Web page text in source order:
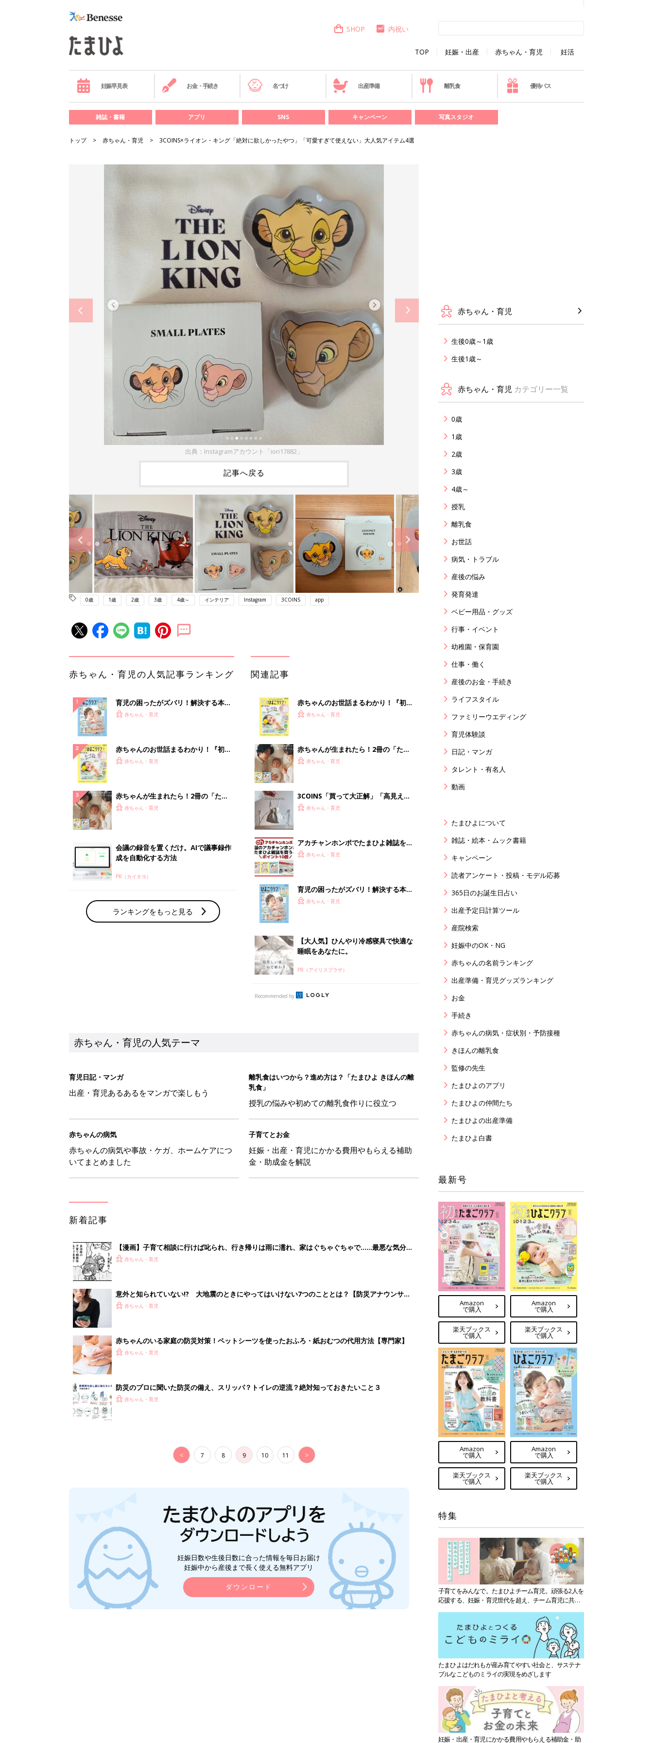
TOP 妊娠・出産 赤ちゃん・育児 妊活
SHOP 内祝い
妊娠早見表 お金・手続き 名づけ 出産準備 離乳食 優待パス
雑誌・書籍 アプリ SNS キャンペーン 写真スタジオ
トップ 赤ちゃん・育児 3COINS×ライオン・キング「絶対に欲しかったやつ」「可愛すぎて使えない」大人気アイテム4選
出典：Instagramアカウント「iori17882」
記事へ戻る
0歳 1歳 2歳 3歳 4歳～ インテリア Instagram 3COINS app
赤ちゃん・育児の人気記事ランキング
育児の困ったがズバリ！解決する本
『ひよこクラブ 夏号』 4カ月～2才
赤ちゃん・育児
赤ちゃんのお世話まるわかり！『初め
てのひよこクラブ 夏号』〈巻頭大特
赤ちゃん・育児
赤ちゃんが生まれたら！2冊の「たま
ひよ」
赤ちゃん・育児
会議の録音を置くだけ。AIで議事録作
成を自動化する方法
PR（カイタヨ）
ランキングをもっと見る
関連記事
赤ちゃんのお世話まるわかり！『初め
てのひよこクラブ 夏号』〈巻頭大特
赤ちゃん・育児
赤ちゃんが生まれたら！2冊の「たま
ひよ」
赤ちゃん・育児
3COINS「買って大正解」「高見えで
可愛すぎ」大人気のファッショングッ
赤ちゃん・育児
アカチャンホンポでたまひよ雑誌を買
うとポイント10倍【期間限定】
赤ちゃん・育児
育児の困ったがズバリ！解決する本
『ひよこクラブ 夏号』 4カ月～2才
赤ちゃん・育児
【大人気】ひんやり冷感寝具で快適な
睡眠をあなたに。
PR（アイリスプラザ）
Recommended by
赤ちゃん・育児の人気テーマ
育児日記・マンガ
出産・育児あるあるをマンガで楽しもう
離乳食はいつから？進め方は？「たまひよ きほんの離
乳食」
授乳の悩みや初めての離乳食作りに役立つ
赤ちゃんの病気
赤ちゃんの病気や事故・ケガ、ホームケアにつ
いてまとめました
子育てとお金
妊娠・出産・育児にかかる費用やもらえる補助
金・助成金を解説
新着記事
【漫画】子育て相談に行けば叱られ、行き帰りは雨に濡れ、家はぐちゃぐちゃで……最悪な気分で
帰宅したら？『ふうふう子育て ＃89』
赤ちゃん・育児
意外と知られていない!? 大地震のときにやってはいけない7つのこととは？【防災アナウンサ
ー】赤ちゃん・育児
赤ちゃんのいる家庭の防災対策！ペットシーツを使ったおふろ・紙おむつの代用方法【専門家】
赤ちゃん・育児
防災のプロに聞いた防災の備え、スリッパ？トイレの逆流？絶対知っておきたいこと３
赤ちゃん・育児
< 7 8 9 10 11 >
妊娠日数や生後日数に合った情報を毎日お届け
妊娠中から産後まで長く使える無料アプリ
ダウンロード
赤ちゃん・育児
生後0歳～1歳
生後1歳～
赤ちゃん・育児 カテゴリー一覧
0歳
1歳
2歳
3歳
4歳～
授乳
離乳食
お世話
病気・トラブル
産後の悩み
発育発達
ベビー用品・グッズ
行事・イベント
幼稚園・保育園
仕事・働く
産後のお金・手続き
ライフスタイル
ファミリーウエディング
育児体験談
日記・マンガ
タレント・有名人
動画
たまひよについて
雑誌・絵本・ムック書籍
キャンペーン
読者アンケート・投稿・モデル応募
365日のお誕生日占い
出産予定日計算ツール
産院検索
妊娠中のOK・NG
赤ちゃんの名前ランキング
出産準備・育児グッズランキング
お金
手続き
赤ちゃんの病気・症状別・予防接種
きほんの離乳食
監修の先生
たまひよのアプリ
たまひよの仲間たち
たまひよの出産準備
たまひよ白書
最新号
Amazon
で購入
楽天ブックス
で購入
Amazon
で購入
楽天ブックス
で購入
Amazon
で購入
楽天ブックス
で購入
Amazon
で購入
楽天ブックス
で購入
特集
子育てをみんなで。たまひよチーム育児。頑張る2人を
応援する、妊娠・育児世代を超え、チーム育児に共感
たまひよはだれもが産み育てやすい社会と、サステナ
ブルなこどものミライの実現をめざします
妊娠・出産・育児にかかる費用やもらえる補助金・助